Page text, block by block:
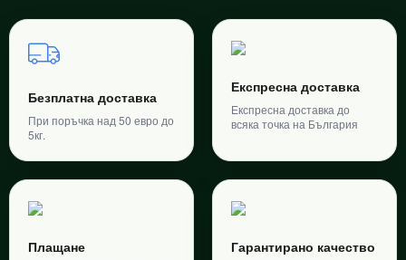
Безплатна доставка
При поръчка над 50 евро до
5кг.
Експресна доставка
Експресна доставка до
всяка точка на България
Плащане Гарантирано качество